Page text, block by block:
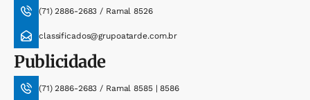
(71) 2886-2683 / Ramal 8526
classificados@grupoatarde.com.br
Publicidade
(71) 2886-2683 / Ramal 8585 | 8586